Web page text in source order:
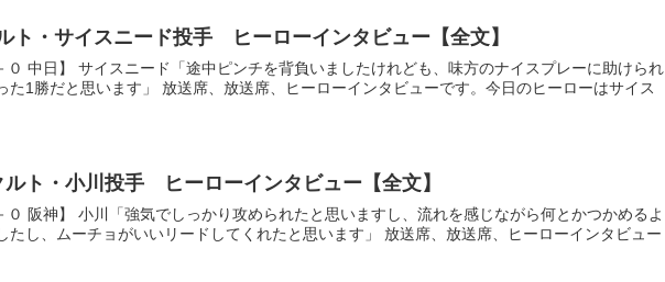
・サイスニード投手 ヒーローインタビュー【全文】
０ 中日】 サイスニード「途中ピンチを背負いましたけれども、味方のナイスプレーに助けられ
た1勝だと思います」 放送席、放送席、ヒーローインタビューです。今日のヒーローはサイス
ト・小川投手 ヒーローインタビュー【全文】
０ 阪神】 小川「強気でしっかり攻められたと思いますし、流れを感じながら何とかつかめるよ
たし、ムーチョがいいリードしてくれたと思います」 放送席、放送席、ヒーローインタビュー